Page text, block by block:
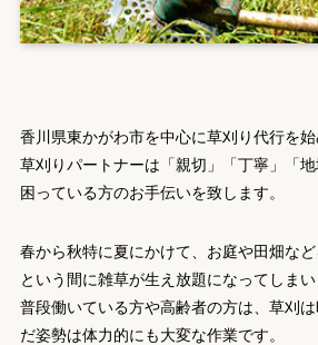
香川県東かがわ市を中心に草刈り代行を始
草刈りパートナーは「親切」「丁寧」「
困っている方のお手伝いを致します。
春から秋特に夏にかけて、お庭や田畑な
という間に雑草が生え放題になってしまい
普段働いている方や高齢者の方は、草刈
だ姿勢は体力的にも大変な作業です。